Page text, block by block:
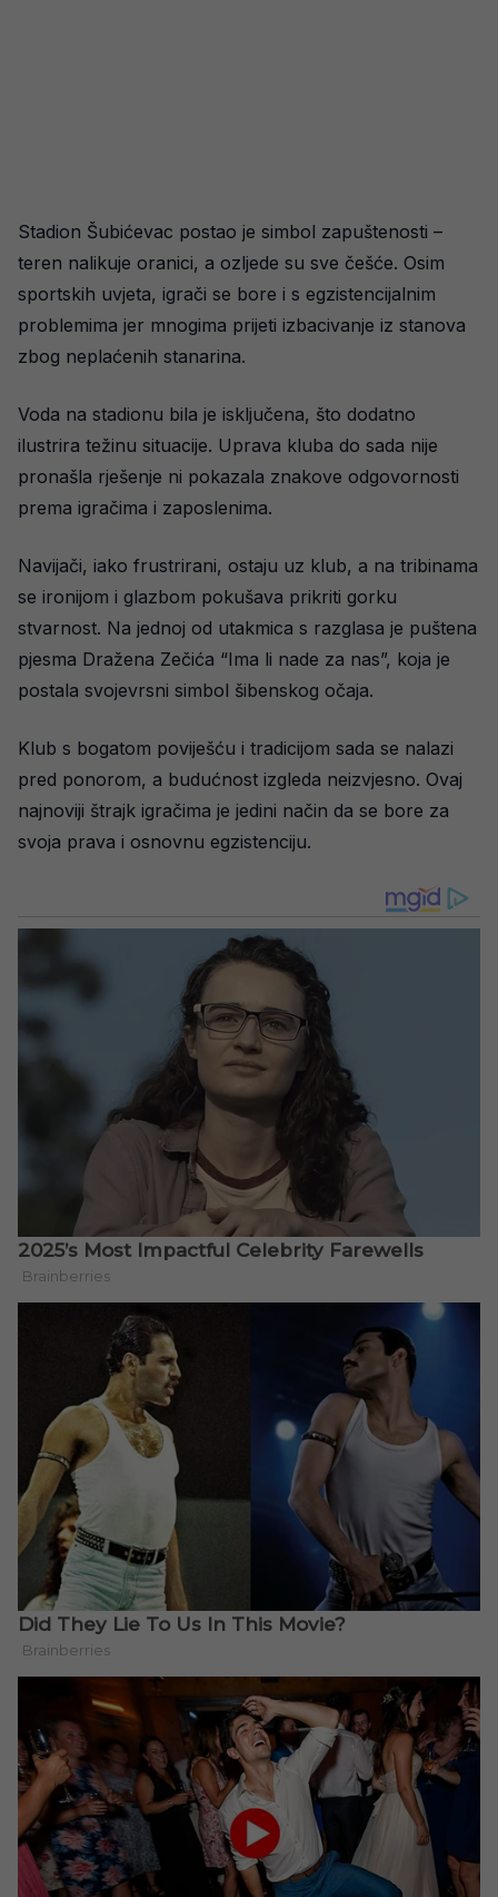
Stadion Šubićevac postao je simbol zapuštenosti –
teren nalikuje oranici, a ozljede su sve češće. Osim
sportskih uvjeta, igrači se bore i s egzistencijalnim
problemima jer mnogima prijeti izbacivanje iz stanova
zbog neplaćenih stanarina.
Voda na stadionu bila je isključena, što dodatno
ilustrira težinu situacije. Uprava kluba do sada nije
pronašla rješenje ni pokazala znakove odgovornosti
prema igračima i zaposlenima.
Navijači, iako frustrirani, ostaju uz klub, a na tribinama
se ironijom i glazbom pokušava prikriti gorku
stvarnost. Na jednoj od utakmica s razglasa je puštena
pjesma Dražena Zečića “Ima li nade za nas”, koja je
postala svojevrsni simbol šibenskog očaja.
Klub s bogatom poviješću i tradicijom sada se nalazi
pred ponorom, a budućnost izgleda neizvjesno. Ovaj
najnoviji štrajk igračima je jedini način da se bore za
svoja prava i osnovnu egzistenciju.